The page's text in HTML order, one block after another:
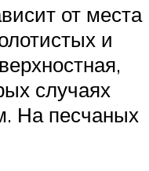
от места
и
случаях
На песчаных